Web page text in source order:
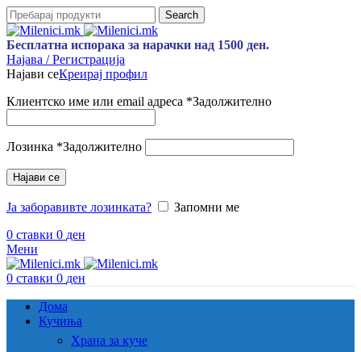
Search
Бесплатна испорака за нарачки над 1500 ден.
Најава / Регистрација
Најави сеКреирај профил
Клиентско име или email адреса *Задолжително
Лозинка *Задолжително
Најави се
Ја заборавивте лозинката?
Запомни ме
0 ставки 0 ден
Мени
0 ставки 0 ден
Дома
Кучиња
Храна за куче